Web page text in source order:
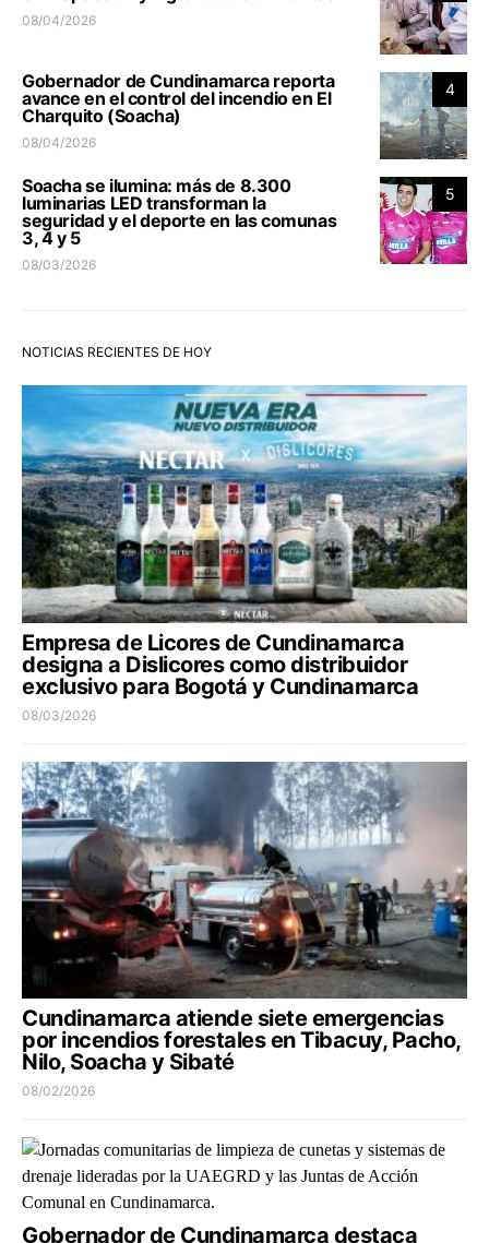
08/04/2026
4
Gobernador de Cundinamarca reporta
avance en el control del incendio en El
Charquito (Soacha)
08/04/2026
5
Soacha se ilumina: más de 8.300
luminarias LED transforman la
seguridad y el deporte en las comunas
3, 4 y 5
08/03/2026
NOTICIAS RECIENTES DE HOY
Empresa de Licores de Cundinamarca
designa a Dislicores como distribuidor
exclusivo para Bogotá y Cundinamarca
08/03/2026
Cundinamarca atiende siete emergencias
por incendios forestales en Tibacuy, Pacho,
Nilo, Soacha y Sibaté
08/02/2026
Gobernador de Cundinamarca destaca